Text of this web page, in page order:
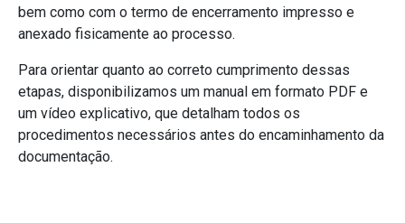
bem como com o termo de encerramento impresso e
anexado fisicamente ao processo.
Para orientar quanto ao correto cumprimento dessas
etapas, disponibilizamos um manual em formato PDF e
um vídeo explicativo, que detalham todos os
procedimentos necessários antes do encaminhamento da
documentação.